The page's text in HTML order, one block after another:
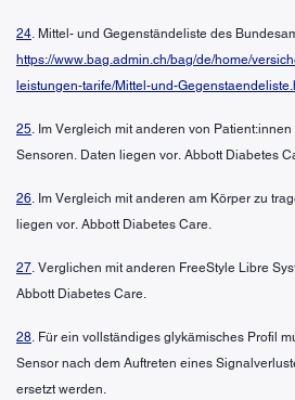
24 . Mittel- und Gegenständeliste des
https://www.bag.admin.ch/bag/de/home/
leistungen-tarife/Mittel-und-
25 . Im Vergleich mit anderen von
Sensoren. Daten liegen vor. Abbott Diabetes
26 . Im Vergleich mit anderen am Körper zu
liegen vor. Abbott Diabetes Care.
27 . Verglichen mit anderen FreeStyle Libre
Abbott Diabetes Care.
28 . Für ein vollständiges glykämisches Profil
Sensor nach dem Auftreten eines
ersetzt werden.